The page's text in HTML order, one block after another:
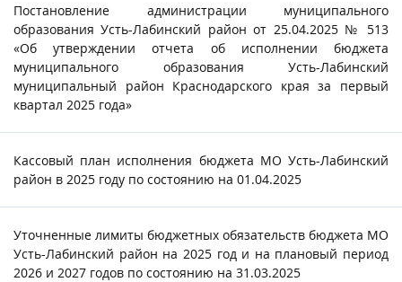
Постановление администрации муниципального
образования Усть-Лабинский район от 25.04.2025 № 513
«Об утверждении отчета об исполнении бюджета
муниципального образования Усть-Лабинский
муниципальный район Краснодарского края за первый
квартал 2025 года»
Кассовый план исполнения бюджета МО Усть-Лабинский
район в 2025 году по состоянию на 01.04.2025
Уточненные лимиты бюджетных обязательств бюджета МО
Усть-Лабинский район на 2025 год и на плановый период
2026 и 2027 годов по состоянию на 31.03.2025